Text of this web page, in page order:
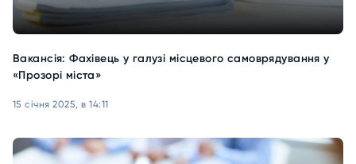
Вакансія: Фахівець у галузі місцевого самоврядування у
«Прозорі міста»
15 січня 2025, в 14:11